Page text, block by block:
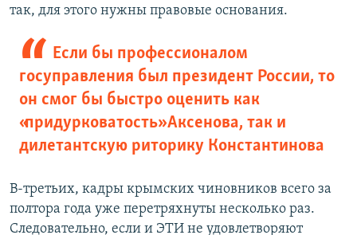
так, для этого нужны правовые основания.
Если бы профессионалом
госуправления был президент России, то
он смог бы быстро оценить как
«придурковатость» Аксенова, так и
дилетантскую риторику Константинова
В-третьих, кадры крымских чиновников всего за
полтора года уже перетряхнуты несколько раз.
Следовательно, если и ЭТИ не удовлетворяют